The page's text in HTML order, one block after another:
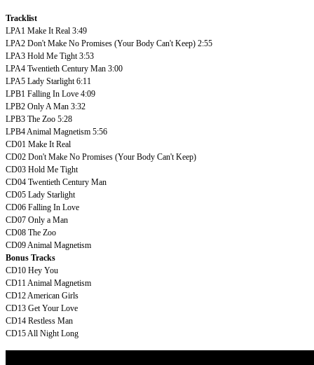
Tracklist
LPA1 Make It Real 3:49
LPA2 Don't Make No Promises (Your Body Can't Keep) 2:55
LPA3 Hold Me Tight 3:53
LPA4 Twentieth Century Man 3:00
LPA5 Lady Starlight 6:11
LPB1 Falling In Love 4:09
LPB2 Only A Man 3:32
LPB3 The Zoo 5:28
LPB4 Animal Magnetism 5:56
CD01 Make It Real
CD02 Don't Make No Promises (Your Body Can't Keep)
CD03 Hold Me Tight
CD04 Twentieth Century Man
CD05 Lady Starlight
CD06 Falling In Love
CD07 Only a Man
CD08 The Zoo
CD09 Animal Magnetism
Bonus Tracks
CD10 Hey You
CD11 Animal Magnetism
CD12 American Girls
CD13 Get Your Love
CD14 Restless Man
CD15 All Night Long